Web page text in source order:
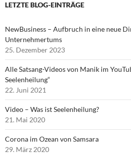
LETZTE BLOG-EINTRÄGE
NewBusiness – Aufbruch in eine neue
Unternehmertums
25. Dezember 2023
Alle Satsang-Videos von Manik im
Seelenheilung“
22. Juni 2021
Video – Was ist Seelenheilung?
21. Mai 2020
Corona im Ozean von Samsara
29. März 2020